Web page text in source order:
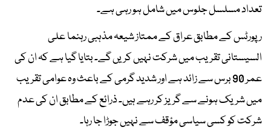
تعداد مسلسل جلوس میں شامل ہو رہی ہے۔
رپورٹس کے مطابق عراق کے ممتاز شیعہ مذہبی رہنما علی
السیستانی تقریب میں شرکت نہیں کریں گے۔ بتایا گیا ہے کہ ان کی
عمر 90 برس سے زائد ہے اور شدید گرمی کے باعث وہ عوامی تقریب
میں شریک ہونے سے گریز کر رہے ہیں۔ ذرائع کے مطابق ان کی عدم
شرکت کو کسی سیاسی مؤقف سے نہیں جوڑا جا رہا۔